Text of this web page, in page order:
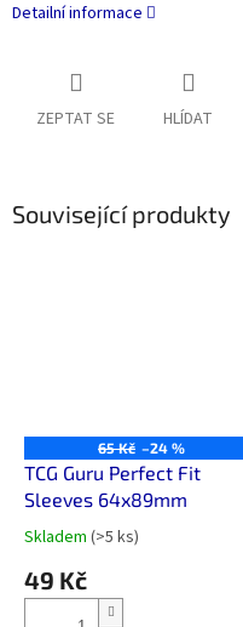
Detailní informace
ZEPTAT SE HLÍDAT
Související produkty
65 Kč –24 %
TCG Guru Perfect Fit
Sleeves 64x89mm
Průměrné
produktu
Skladem (>5 ks)
49 Kč